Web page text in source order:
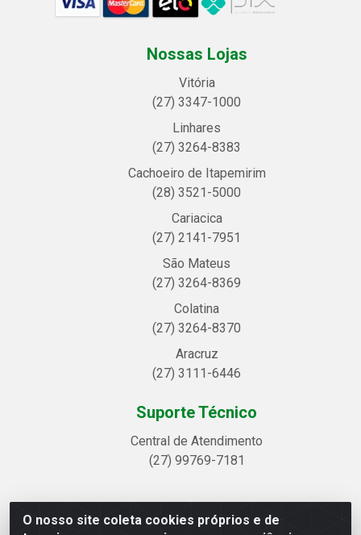
O nosso site coleta cookies próprios e de
Nossas Lojas
Vitória
(27) 3347-1000
Linhares
(27) 3264-8383
Cachoeiro de Itapemirim
(28) 3521-5000
Cariacica
(27) 2141-7951
São Mateus
(27) 3264-8369
Colatina
(27) 3264-8370
Aracruz
(27) 3111-6446
Suporte Técnico
Central de Atendimento
(27) 99769-7181
Linhavix Distribuidora LTDA - Avenida Alegre, 2521 -